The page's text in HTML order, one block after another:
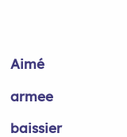
Aimé
armee
baissier